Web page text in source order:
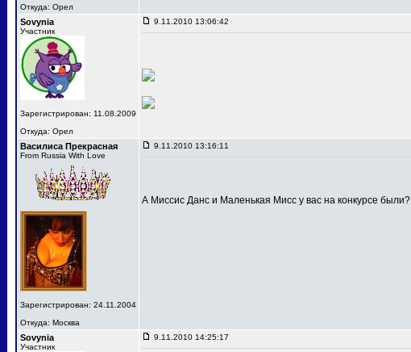
Откуда: Орел
Sovynia
Участник
Зарегистрирован: 11.08.2009
Откуда: Орел
9.11.2010 13:06:42
Василиса Прекрасная
From Russia With Love
Зарегистрирован: 24.11.2004
Откуда: Москва
9.11.2010 13:16:11
А Миссис Данс и Маленькая Мисс у вас на конкурсе были?
Sovynia
Участник
9.11.2010 14:25:17